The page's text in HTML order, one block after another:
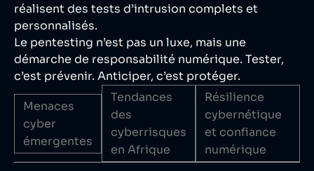
réalisent des tests d’intrusion complets et
personnalisés.
Le pentesting n’est pas un luxe, mais une
démarche de responsabilité numérique. Tester,
c’est prévenir. Anticiper, c’est protéger.
Menaces
cyber
émergentes
Tendances
des
cyberrisques
en Afrique
Résilience
cybernétique
et confiance
numérique